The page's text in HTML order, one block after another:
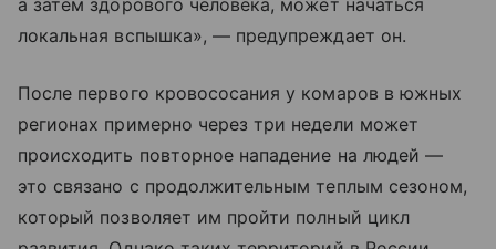
локальная вспышка», — предупреждает он.
После первого кровососания у комаров в южных
регионах примерно через три недели может
происходить повторное нападение на людей —
это связано с продолжительным теплым сезоном,
который позволяет им пройти полный цикл